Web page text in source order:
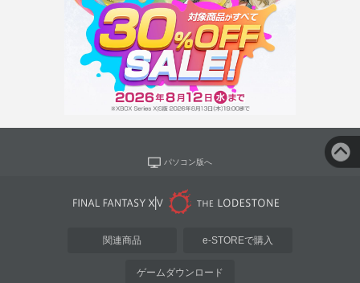
パソコン版へ
関連商品 e-STOREで購入
ゲームダウンロード